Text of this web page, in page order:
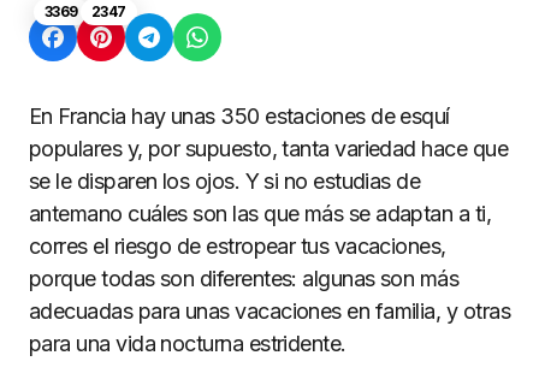
3369 2347
En Francia hay unas 350 estaciones de esquí
populares y, por supuesto, tanta variedad hace que
se le disparen los ojos. Y si no estudias de
antemano cuáles son las que más se adaptan a ti,
corres el riesgo de estropear tus vacaciones,
porque todas son diferentes: algunas son más
adecuadas para unas vacaciones en familia, y otras
para una vida nocturna estridente.